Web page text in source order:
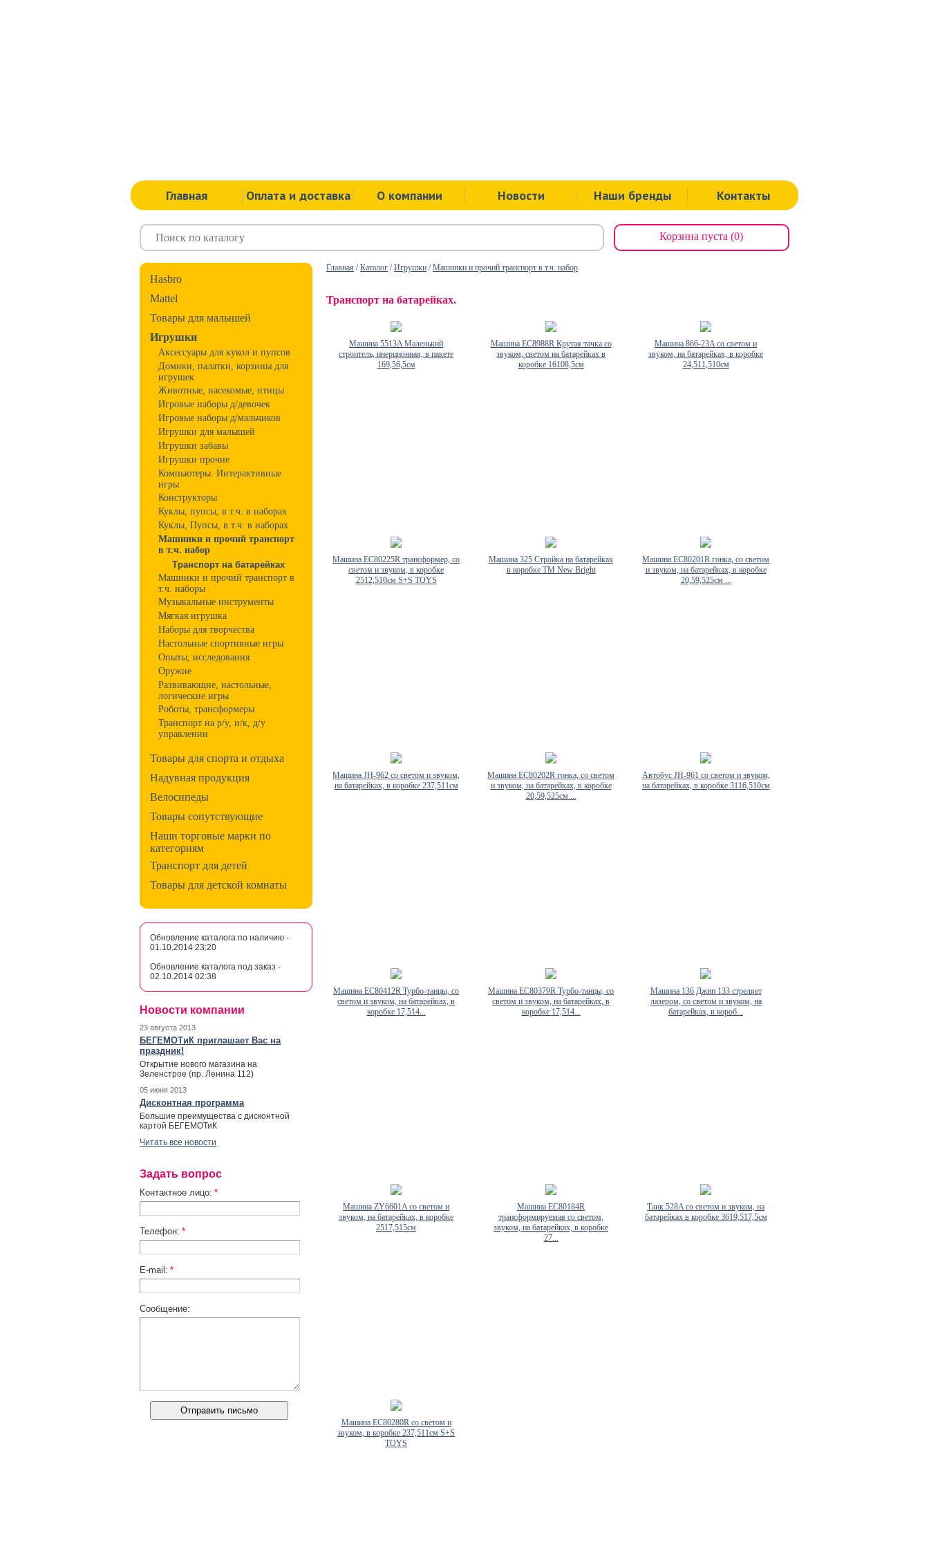
Главная Оплата и доставка О компании Новости Наши бренды Контакты
Корзина пуста (0)
Hasbro
Mattel
Товары для малышей
Игрушки
Аксессуары для кукол и пупсов
Домики, палатки, корзины для
игрушек
Животные, насекомые, птицы
Игровые наборы д/девочек
Игровые наборы д/мальчиков
Игрушки для малышей
Игрушки забавы
Игрушки прочие
Компьютеры. Интерактивные
игры
Конструкторы
Куклы, пупсы, в т.ч. в наборах
Куклы, Пупсы, в т.ч. в наборах
Машинки и прочий транспорт
в т.ч. набор
Транспорт на батарейках
Машинки и прочий транспорт в
т.ч. наборы
Музыкальные инструменты
Мягкая игрушка
Наборы для творчества
Настольные спортивные игры
Опыты, исследования
Оружие
Развивающие, настольные,
логические игры
Роботы, трансформеры
Транспорт на р/у, и/к, д/у
управлении
Товары для спорта и отдыха
Надувная продукция
Велосипеды
Товары сопутствующие
Наши торговые марки по
категориям
Транспорт для детей
Товары для детской комнаты
Обновление каталога по наличию -
01.10.2014 23:20
Обновление каталога под заказ -
02.10.2014 02:38
Новости компании
23 августа 2013
БЕГЕМОТиК приглашает Вас на
праздник!
Открытие нового магазина на
Зеленстрое (пр. Ленина 112)
05 июня 2013
Дисконтная программа
Большие преимущества с дисконтной
картой БЕГЕМОТиК
Читать все новости
Задать вопрос
Контактное лицо: *
Телефон: *
E-mail: *
Сообщение:
Главная /Каталог /Игрушки /Машинки и прочий транспорт в т.ч. набор
Транспорт на батарейках.
Машина 5513A Маленький
строитель, инерционная, в пакете
169,56,5см
Машина EC8988R Крутая тачка со
звуком, светом на батарейках в
коробке 16108,5см
Машина 866-23A со светом и
звуком, на батарейках, в коробке
24,511,510см
Машина EC80225R трансформер, со
светом и звуком, в коробке
2512,510см S+S TOYS
Машина 325 Стройка на батарейках
в коробке ТМ New Bright
Машина EC80201R гонка, со светом
и звуком, на батарейках, в коробке
20,59,525см ...
Машина JH-962 со светом и звуком,
на батарейках, в коробке 237,511см
Машина EC80202R гонка, со светом
и звуком, на батарейках, в коробке
20,59,525см ...
Автобус JH-961 со светом и звуком,
на батарейках, в коробке 3116,510см
Машина EC80412R Турбо-танцы, со
светом и звуком, на батарейках, в
коробке 17,514...
Машина EC80379R Турбо-танцы, со
светом и звуком, на батарейках, в
коробке 17,514...
Машина 136 Джип 133 стреляет
лазером, со светом и звуком, на
батарейках, в короб...
Машина ZY6601A со светом и
звуком, на батарейках, в коробке
2517,515см
Машина EC80184R
трансформируемая со светом,
звуком, на батарейках, в коробке
27...
Танк 528A со светом и звуком, на
батарейках в коробке 3619,517,5см
Машина EC80280R со светом и
звуком, в коробке 237,511см S+S
TOYS